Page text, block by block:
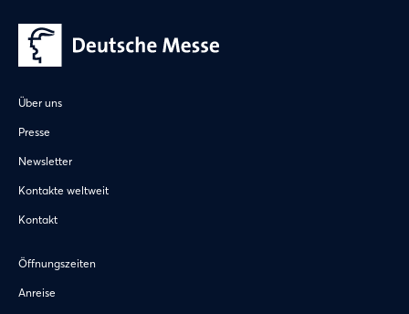
Über uns
Presse
Newsletter
Kontakte weltweit
Kontakt
Öffnungszeiten
Anreise